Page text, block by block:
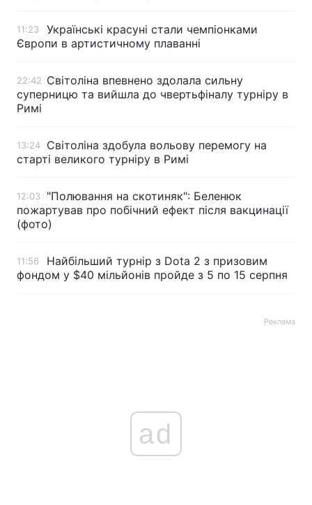
11:23
Українські красуні стали чемпіонками
Європи в артистичному плаванні
22:42 Світоліна впевнено здолала сильну
суперницю та вийшла до чвертьфіналу турніру в
Римі
13:24
Світоліна здобула вольову перемогу на
старті великого турніру в Римі
12:03
"Полювання на скотиняк": Беленюк
пожартував про побічний ефект після вакцинації
(фото)
11:56
Найбільший турнір з Dota 2 з призовим
фондом у $40 мільйонів пройде з 5 по 15 серпня
Реклама
ad